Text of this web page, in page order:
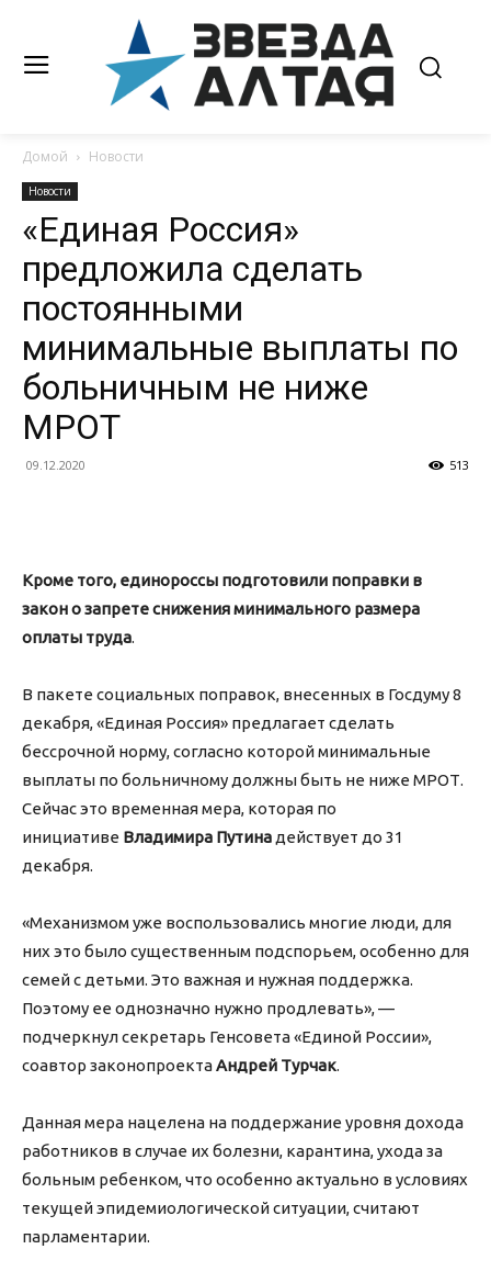
Домой Новости
Новости
«Единая Россия»
предложила сделать
постоянными
минимальные выплаты по
больничным не ниже
МРОТ
09.12.2020 513
Кроме того, единороссы подготовили поправки в
закон о запрете снижения минимального размера
оплаты труда.
В пакете социальных поправок, внесенных в Госдуму 8
декабря, «Единая Россия» предлагает сделать
бессрочной норму, согласно которой минимальные
выплаты по больничному должны быть не ниже МРОТ.
Сейчас это временная мера, которая по
инициативе Владимира Путина действует до 31
декабря.
«Механизмом уже воспользовались многие люди, для
них это было существенным подспорьем, особенно для
семей с детьми. Это важная и нужная поддержка.
Поэтому ее однозначно нужно продлевать», —
подчеркнул секретарь Генсовета «Единой России»,
соавтор законопроектаАндрей Турчак.
Данная мера нацелена на поддержание уровня дохода
работников в случае их болезни, карантина, ухода за
больным ребенком, что особенно актуально в условиях
текущей эпидемиологической ситуации, считают
парламентарии.